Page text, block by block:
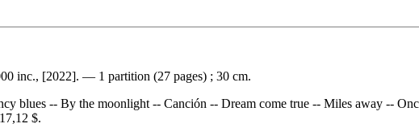
inc., [2022]. — 1 partition (27 pages) ; 30 cm.
blues -- By the moonlight -- Canción -- Dream come true -- Miles away --
17,12 $.